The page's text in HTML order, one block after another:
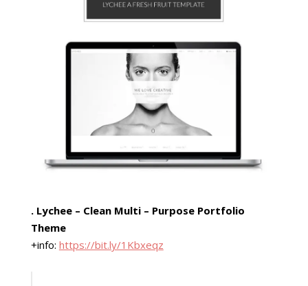
. Lychee – Clean Multi – Purpose Portfolio
Theme
+info: https://bit.ly/1Kbxeqz